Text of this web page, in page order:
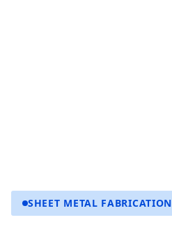
SHEET METAL FABRICATION